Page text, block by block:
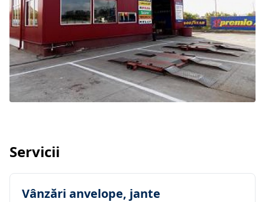
Servicii
Vânzări anvelope, jante